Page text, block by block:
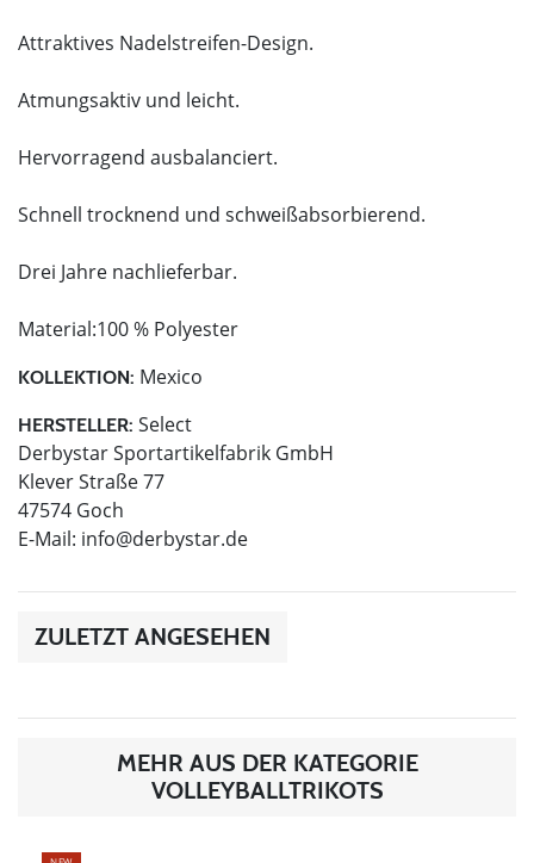
Attraktives Nadelstreifen-Design.
Atmungsaktiv und leicht.
Hervorragend ausbalanciert.
Schnell trocknend und schweißabsorbierend.
Drei Jahre nachlieferbar.
Material:100 % Polyester
KOLLEKTION: Mexico
HERSTELLER: Select
Derbystar Sportartikelfabrik GmbH
Klever Straße 77
47574 Goch
E-Mail: info@derbystar.de
ZULETZT ANGESEHEN
MEHR AUS DER KATEGORIE
VOLLEYBALLTRIKOTS